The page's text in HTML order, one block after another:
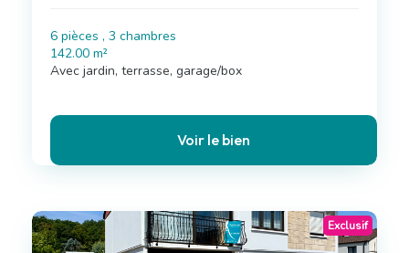
6 pièces , 3 chambres
142.00 m²
Avec jardin, terrasse, garage/box
Voir le bien
Exclusif